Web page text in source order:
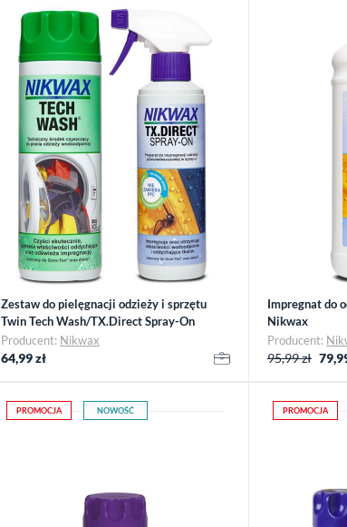
Zestaw do pielęgnacji odzieży i sprzętu
Twin Tech Wash/TX.Direct Spray-On
Nikwax
Producent: Nikwax
64,99zł
Impregnat do
Nikwax
Producent:
95,99 zł
PROMOCJA NOWOŚĆ PROMOCJA